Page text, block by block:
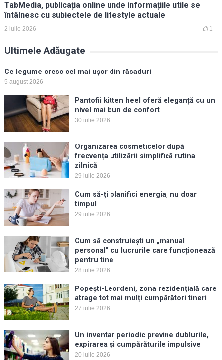
TabMedia, publicația online unde informațiile utile se
întâlnesc cu subiectele de lifestyle actuale
2 iulie 2026 1
Ultimele Adăugate
Ce legume cresc cel mai ușor din răsaduri
5 august 2026
Pantofii kitten heel oferă eleganță cu un
nivel mai bun de confort
30 iulie 2026
Organizarea cosmeticelor după
frecvența utilizării simplifică rutina
zilnică
29 iulie 2026
Cum să-ți planifici energia, nu doar
timpul
29 iulie 2026
Cum să construiești un „manual
personal” cu lucrurile care funcționează
pentru tine
28 iulie 2026
Popești-Leordeni, zona rezidențială care
atrage tot mai mulți cumpărători tineri
27 iulie 2026
Un inventar periodic previne dublurile,
expirarea și cumpărăturile impulsive
20 iulie 2026